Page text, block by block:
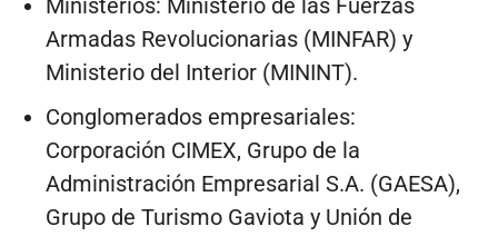
Ministerios: Ministerio de las Fuerzas
Armadas Revolucionarias (MINFAR) y
Ministerio del Interior (MININT).
Conglomerados empresariales:
Corporación CIMEX, Grupo de la
Administración Empresarial S.A. (GAESA),
Grupo de Turismo Gaviota y Unión de